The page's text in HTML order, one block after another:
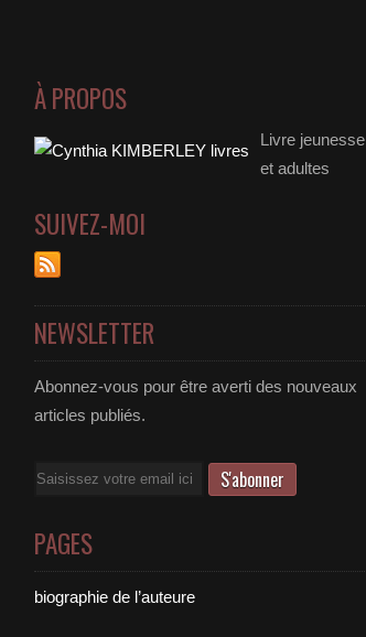
À PROPOS
Livre jeunesse
et adultes
SUIVEZ-MOI
NEWSLETTER
Abonnez-vous pour être averti des nouveaux
articles publiés.
Email
PAGES
biographie de l’auteure